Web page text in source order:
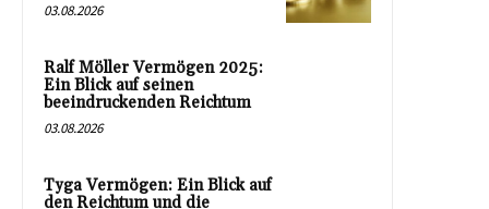
03.08.2026
Ralf Möller Vermögen 2025:
Ein Blick auf seinen
beeindruckenden Reichtum
03.08.2026
Tyga Vermögen: Ein Blick auf
den Reichtum und die